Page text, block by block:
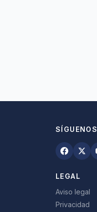
SÍGUENOS
LEGAL
Aviso legal
Privacidad